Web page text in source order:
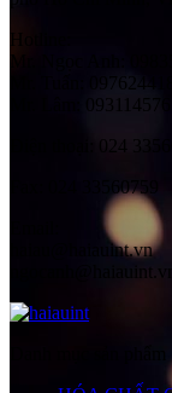
Hotline:
Mr. Ngọc Anh:
Mr. Tuấn:
Mr. Lâm:
024 33560759
haiau@haiauint.vn